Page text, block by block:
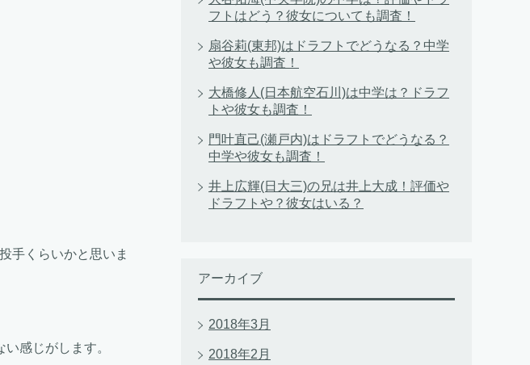
手くらいかと思いま
感じがします。
フトはどう？彼女についても調査！
扇谷莉(東邦)はドラフトでどうなる？中学
や彼女も調査！
大橋修人(日本航空石川)は中学は？ドラフ
トや彼女も調査！
門叶直己(瀬戸内)はドラフトでどうなる？
中学や彼女も調査！
井上広輝(日大三)の兄は井上大成！評価や
ドラフトや？彼女はいる？
アーカイブ
2018年3月
2018年2月